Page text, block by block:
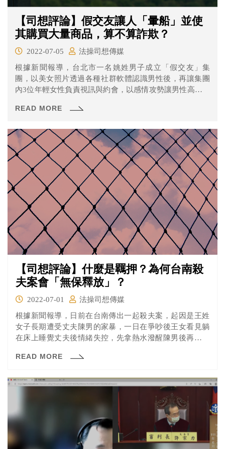
【司想評論】假交友讓人「暈船」並使
其購買大量商品，算不算詐欺？
2022-07-05
法操司想傳媒
根據新聞報導，台北市一名姚姓男子成立「假交友」集
團，以美女照片透過各種社群軟體認識男性後，再讓集團
內3位年輕女性負責視訊與約會，以感情攻勢讓男性高價購
還有「滿額禮」抱枕。 近日集團被警方查獲，初步釐清約
被依違反刑法詐欺、洗錢防制法及組織犯罪等罪嫌，移送
法辦。 這種行為通常被稱為「假交友、真詐財」令社會所
不齒，但這種行為能算是刑法「詐欺罪」的範疇嗎？一起
來看看法操的分析。
READ MORE
【司想評論】什麼是羈押？為何台南殺
夫案會「無保釋放」？
2022-07-01
法操司想傳媒
根據新聞報導，日前在台南傳出一起殺夫案，起因是王姓
女子長期遭受丈夫陳男的家暴，一日在爭吵後王女看見躺
在床上睡覺丈夫後情緒失控，先拿熱水潑醒陳男後再以水
如注，就算社區主委也在第一時間報案，最後仍傷重不
押，不過法院認為王女不服羈押條件駁回檢方聲請，並將
女犯下重罪卻被釋放？一起來看看法操的分析。
READ MORE